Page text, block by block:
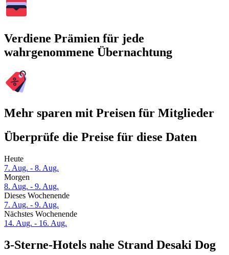
Verdiene Prämien für jede
wahrgenommene Übernachtung
Mehr sparen mit Preisen für Mitglieder
Überprüfe die Preise für diese Daten
Heute
7. Aug. - 8. Aug.
Morgen
8. Aug. - 9. Aug.
Dieses Wochenende
7. Aug. - 9. Aug.
Nächstes Wochenende
14. Aug. - 16. Aug.
3-Sterne-Hotels nahe Strand Desaki Dog